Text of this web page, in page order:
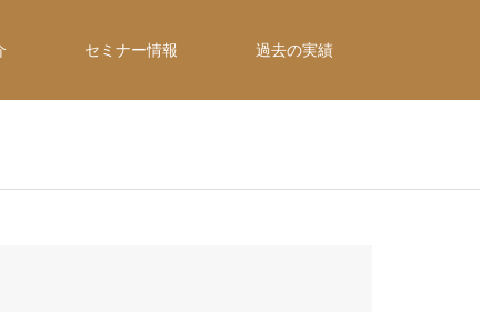
セミナー情報 過去の実績